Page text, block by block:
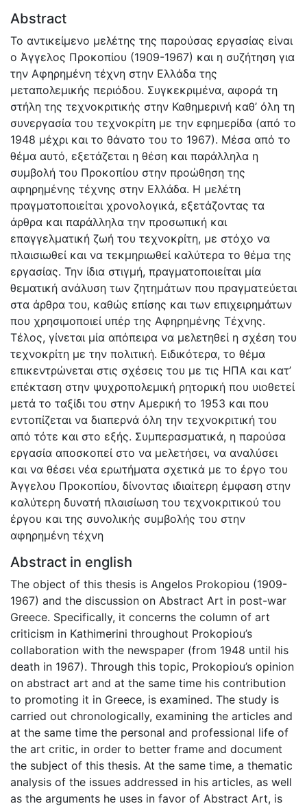
Abstract
Το αντικείμενο μελέτης της παρούσας εργασίας είναι
ο Άγγελος Προκοπίου (1909-1967) και η συζήτηση για
την Αφηρημένη τέχνη στην Ελλάδα της
μεταπολεμικής περιόδου. Συγκεκριμένα, αφορά τη
στήλη της τεχνοκριτικής στην Καθημερινή καθ’ όλη τη
συνεργασία του τεχνοκρίτη με την εφημερίδα (από το
1948 μέχρι και το θάνατο του το 1967). Μέσα από το
θέμα αυτό, εξετάζεται η θέση και παράλληλα η
συμβολή του Προκοπίου στην προώθηση της
αφηρημένης τέχνης στην Ελλάδα. Η μελέτη
πραγματοποιείται χρονολογικά, εξετάζοντας τα
άρθρα και παράλληλα την προσωπική και
επαγγελματική ζωή του τεχνοκρίτη, με στόχο να
πλαισιωθεί και να τεκμηριωθεί καλύτερα το θέμα της
εργασίας. Την ίδια στιγμή, πραγματοποιείται μία
θεματική ανάλυση των ζητημάτων που πραγματεύεται
στα άρθρα του, καθώς επίσης και των επιχειρημάτων
που χρησιμοποιεί υπέρ της Αφηρημένης Τέχνης.
Τέλος, γίνεται μία απόπειρα να μελετηθεί η σχέση του
τεχνοκρίτη με την πολιτική. Ειδικότερα, το θέμα
επικεντρώνεται στις σχέσεις του με τις ΗΠΑ και κατ’
επέκταση στην ψυχροπολεμική ρητορική που υιοθετεί
μετά το ταξίδι του στην Αμερική το 1953 και που
εντοπίζεται να διαπερνά όλη την τεχνοκριτική του
από τότε και στο εξής. Συμπερασματικά, η παρούσα
εργασία αποσκοπεί στο να μελετήσει, να αναλύσει
και να θέσει νέα ερωτήματα σχετικά με το έργο του
Άγγελου Προκοπίου, δίνοντας ιδιαίτερη έμφαση στην
καλύτερη δυνατή πλαισίωση του τεχνοκριτικού του
έργου και της συνολικής συμβολής του στην
αφηρημένη τέχνη
Abstract in english
The object of this thesis is Angelos Prokopiou (1909-
1967) and the discussion on Abstract Art in post-war
Greece. Specifically, it concerns the column of art
criticism in Kathimerini throughout Prokopiou’s
collaboration with the newspaper (from 1948 until his
death in 1967). Through this topic, Prokopiou’s opinion
on abstract art and at the same time his contribution
to promoting it in Greece, is examined. The study is
carried out chronologically, examining the articles and
at the same time the personal and professional life of
the art critic, in order to better frame and document
the subject of this thesis. At the same time, a thematic
analysis of the issues addressed in his articles, as well
as the arguments he uses in favor of Abstract Art, is